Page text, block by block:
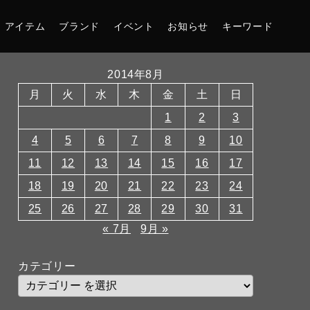
アイテム ブランド イベント お知らせ キーワード
2014年8月
月
火 水 木 金 土
日
1
2
3
4
5 6 7 8 9
10
11
12 13 14 15 16
17
18
19 20 21 22 23
24
25
26 27 28 29 30
31
« 7月
9月 »
カテゴリー